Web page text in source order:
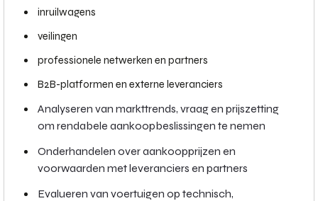
inruilwagens
veilingen
professionele netwerken en partners
B2B-platformen en externe leveranciers
Analyseren van markttrends, vraag en prijszetting
om rendabele aankoopbeslissingen te nemen
Onderhandelen over aankoopprijzen en
voorwaarden met leveranciers en partners
Evalueren van voertuigen op technisch,